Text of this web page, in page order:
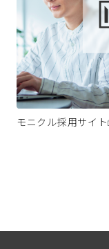
モニクル採用サイト